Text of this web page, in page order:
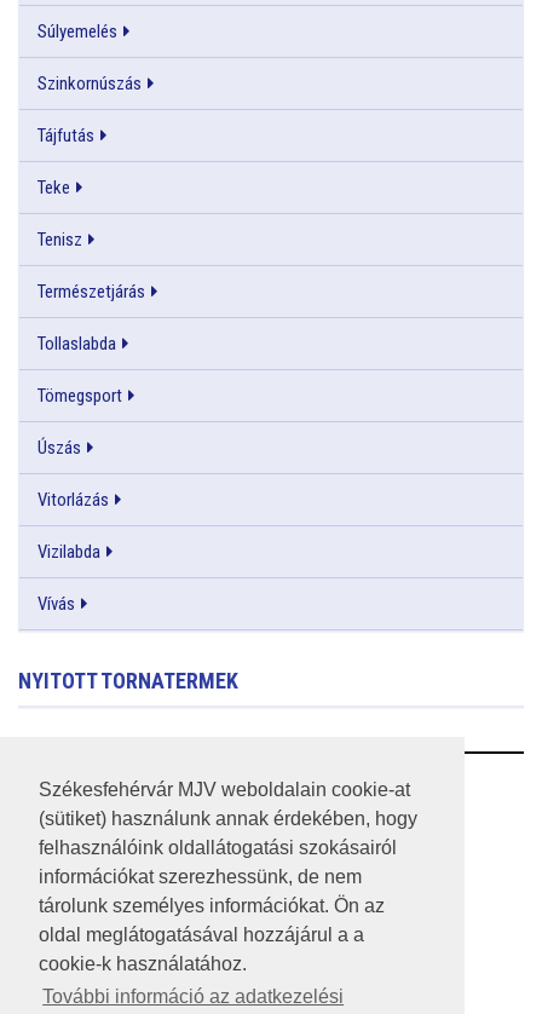
Székesfehérvár MJV weboldalain cookie-at
(sütiket) használunk annak érdekében, hogy
felhasználóink oldallátogatási szokásairól
információkat szerezhessünk, de nem
tárolunk személyes információkat. Ön az
oldal meglátogatásával hozzájárul a a
cookie-k használatához.
További információ az adatkezelési
Súlyemelés
Szinkornúszás
Tájfutás
Teke
Tenisz
Természetjárás
Tollaslabda
Tömegsport
Úszás
Vitorlázás
Vizilabda
Vívás
NYITOTT TORNATERMEK
RSS
A HONLAP 2017.03.31-I ÁLLAPOTA
JOGI NYILATKOZAT
IMPRESSZUM